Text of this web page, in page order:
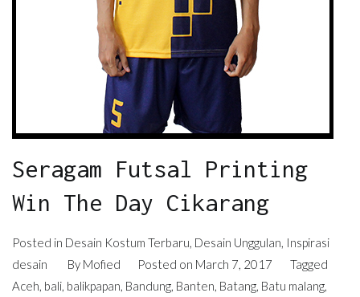
Seragam Futsal Printing
Win The Day Cikarang
Posted in Desain Kostum Terbaru, Desain Unggulan, Inspirasi
desain
By Mofied Posted on March 7, 2017
Tagged
Aceh, bali, balikpapan, Bandung, Banten, Batang, Batu malang,